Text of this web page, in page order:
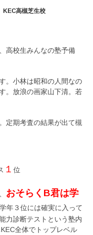
KEC高槻芝生校
高校生みんなの塾予備
。小林は昭和の人間なの
。放浪の画家山下清。若
定期考査の結果が出て槻
１ 位
おそらくB君は学
年３位には確実に入って
力診断テストという塾内
全体でトップレベル